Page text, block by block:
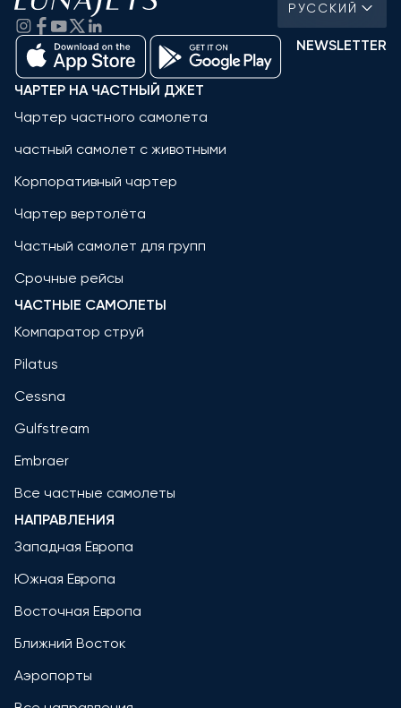
РУССКИЙ
NEWSLETTER
ЧАРТЕР НА ЧАСТНЫЙ ДЖЕТ
Чартер частного самолета
частный самолет с животными
Корпоративный чартер
Чартер вертолёта
Частный самолет для групп
Срочные рейсы
ЧАСТНЫЕ САМОЛЕТЫ
Компаратор струй
Pilatus
Cessna
Gulfstream
Embraer
Все частные самолеты
НАПРАВЛЕНИЯ
Западная Европа
Южная Европа
Восточная Европа
Ближний Восток
Аэропорты